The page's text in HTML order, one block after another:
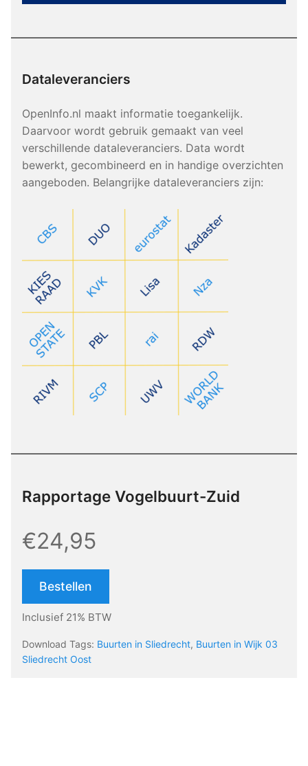
Dataleveranciers
OpenInfo.nl maakt informatie toegankelijk.
Daarvoor wordt gebruik gemaakt van veel
verschillende dataleveranciers. Data wordt
bewerkt, gecombineerd en in handige overzichten
aangeboden. Belangrijke dataleveranciers zijn:
Rapportage Vogelbuurt-Zuid
€24,95
Bestellen
Inclusief 21% BTW
Download Tags: Buurten in Sliedrecht, Buurten in Wijk 03
Sliedrecht Oost